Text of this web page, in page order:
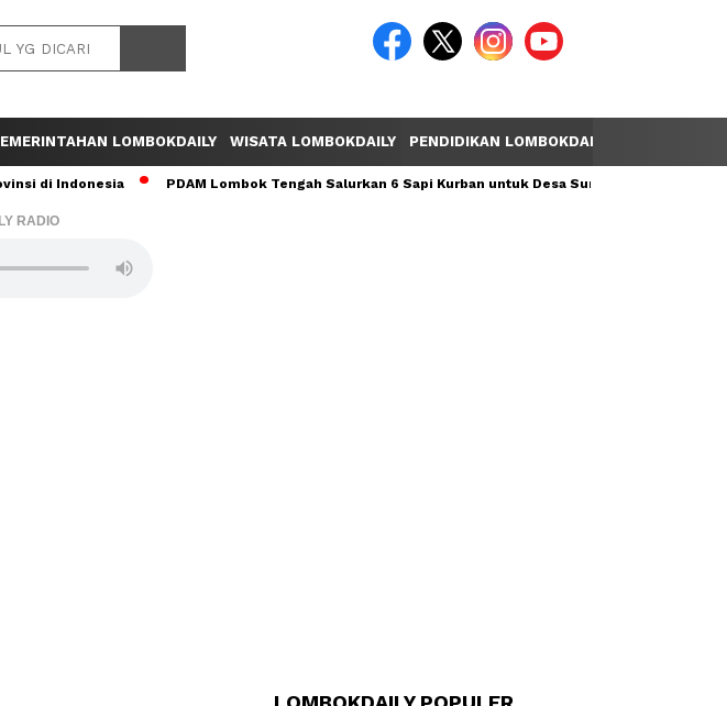
LOMBOKDAILY WISATA LOMBOKDAILY PENDIDIKAN LOMBOKDAILY
di Indonesia PDAM Lombok Tengah Salurkan 6 Sapi Kurban untuk Desa Sumber Mata Air
RADIO